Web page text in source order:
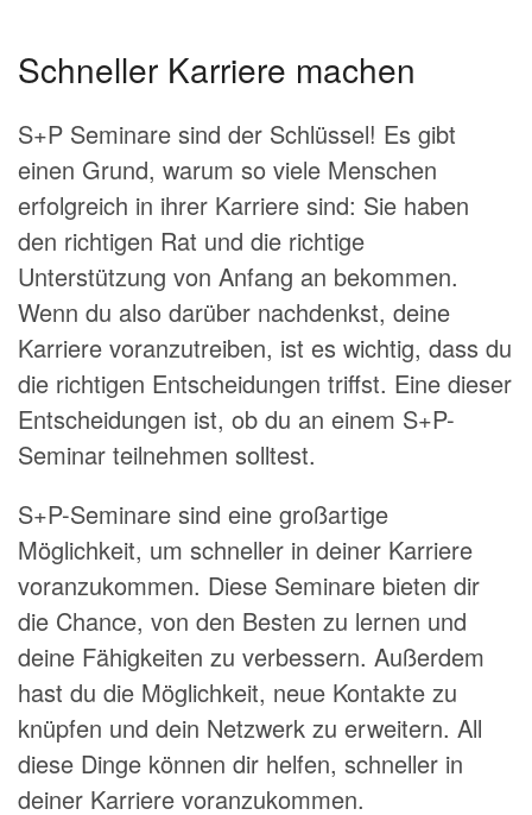
Schneller Karriere machen
S+P Seminare sind der Schlüssel! Es gibt
einen Grund, warum so viele Menschen
erfolgreich in ihrer Karriere sind: Sie haben
den richtigen Rat und die richtige
Unterstützung von Anfang an bekommen.
Wenn du also darüber nachdenkst, deine
Karriere voranzutreiben, ist es wichtig, dass du
die richtigen Entscheidungen triffst. Eine dieser
Entscheidungen ist, ob du an einem S+P-
Seminar teilnehmen solltest.
S+P-Seminare sind eine großartige
Möglichkeit, um schneller in deiner Karriere
voranzukommen. Diese Seminare bieten dir
die Chance, von den Besten zu lernen und
deine Fähigkeiten zu verbessern. Außerdem
hast du die Möglichkeit, neue Kontakte zu
knüpfen und dein Netzwerk zu erweitern. All
diese Dinge können dir helfen, schneller in
deiner Karriere voranzukommen.